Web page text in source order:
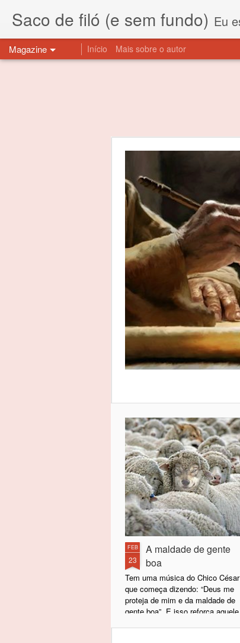
Saco de filó (e sem fundo) Eu escuto esta
Magazine Início Mais sobre o autor
FEB
23
A maldade de gente
boa
Tem uma música do Chico César
que começa dizendo: “Deus me
proteja de mim e da maldade de
gente boa”. E isso reforça aquele